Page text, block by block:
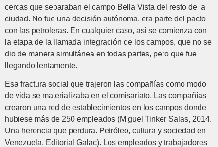
cercas que separaban el campo Bella Vista del resto de la
ciudad. No fue una decisión autónoma, era parte del pacto
con las petroleras. En cualquier caso, así se comienza con
la etapa de la llamada integración de los campos, que no se
dio de manera simultánea en todas partes, pero que fue
llegando lentamente.
Esa fractura social que trajeron las compañías como modo
de vida se materializaba en el comisariato. Las compañías
crearon una red de establecimientos en los campos donde
hubiese más de 250 empleados (Miguel Tinker Salas, 2014.
Una herencia que perdura. Petróleo, cultura y sociedad en
Venezuela. Editorial Galac). Los empleados y trabajadores